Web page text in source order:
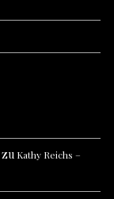
zu Kathy Reichs –